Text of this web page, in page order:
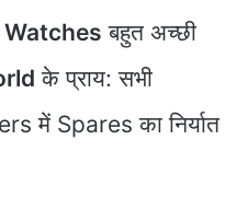
Watches बहुत अच्‍छी
के प्राय: सभी
में Spares का निर्यात